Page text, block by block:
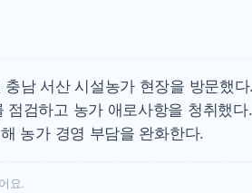
남 서산 시설농가 현장을 방문했다.
점검하고 농가 애로사항을 청취했다.
농가 경영 부담을 완화한다.
요.